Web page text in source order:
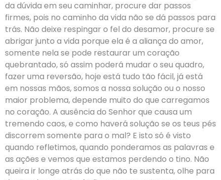
da dúvida em seu caminhar, procure dar passos
firmes, pois no caminho da vida não se dá passos para
trás. Não deixe respingar o fel do desamor, procure se
abrigar junto a vida porque ela é a aliança do amor,
somente nela se pode restaurar um coração
quebrantado, só assim poderá mudar o seu quadro,
fazer uma reversão, hoje está tudo tão fácil, já está
em nossas mãos, somos a nossa solução ou o nosso
maior problema, depende muito do que carregamos
no coração. A ausência do Senhor que causa um
tremendo caos, e como haverá solução se os teus pés
discorrem somente para o mal? E isto só é visto
quando refletimos, quando ponderamos as palavras e
as ações e vemos que estamos perdendo o tino. Não
queira ir longe atrás do que não te sustenta, olhe para